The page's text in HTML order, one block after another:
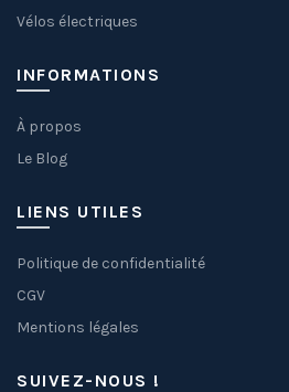
Vélos électriques
INFORMATIONS
À propos
Le Blog
LIENS UTILES
Politique de confidentialité
CGV
Mentions légales
SUIVEZ-NOUS !